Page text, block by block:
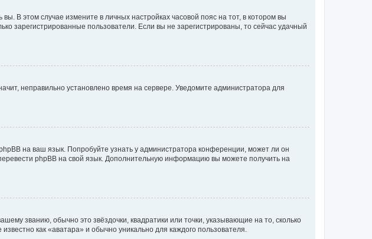
В этом случае измените в личных настройках часовой пояс на тот, в котором вы
зарегистрированные пользователи. Если вы не зарегистрированы, то сейчас удачный
неправильно установлено время на сервере. Уведомите администратора для
на ваш язык. Попробуйте узнать у администратора конференции, может ли он
phpBB на свой язык. Дополнительную информацию вы можете получить на
званию, обычно это звёздочки, квадратики или точки, указывающие на то, сколько
как «аватара» и обычно уникально для каждого пользователя.